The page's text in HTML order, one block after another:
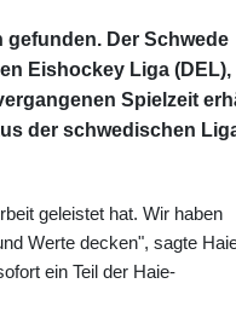
Der Schwede
Eishockey Liga (DEL),
Spielzeit
der schwedischen
geleistet hat. Wir haben
Werte decken", sagte
ein Teil der Haie-